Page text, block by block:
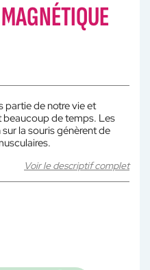
MAGNÉTIQUE
partie de notre vie et
beaucoup de temps. Les
la souris génèrent de
Voir le descriptif complet